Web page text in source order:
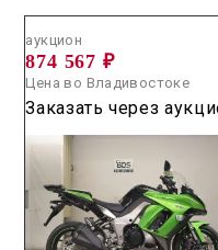
аукцион
874 567 ₽
Цена во Владивостоке
Заказать через